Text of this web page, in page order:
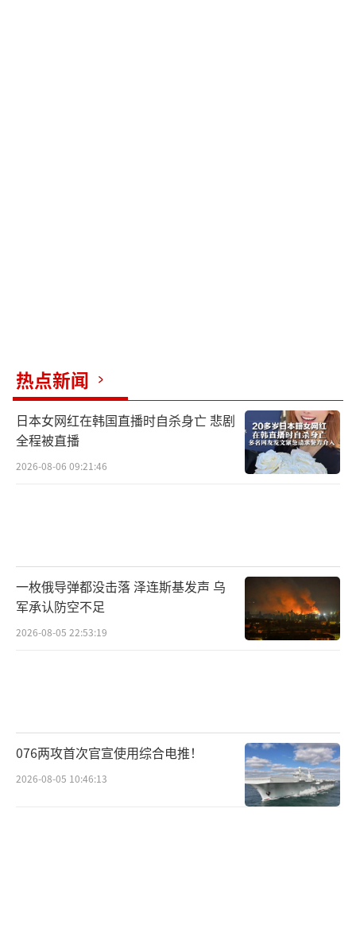
热点新闻
日本女网红在韩国直播时自杀身亡 悲剧
全程被直播
2026-08-06 09:21:46
一枚俄导弹都没击落 泽连斯基发声 乌
军承认防空不足
2026-08-05 22:53:19
076两攻首次官宣使用综合电推！
2026-08-05 10:46:13